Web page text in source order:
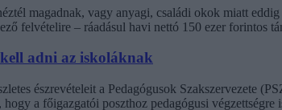
magadnak, vagy anyagi, családi okok miatt
felvételire – ráadásul havi nettó 150 ezer forintos
kell adni az iskoláknak
észrevételeit a Pedagógusok Szakszervezete
a főigazgatói poszthoz pedagógusi végzettségre